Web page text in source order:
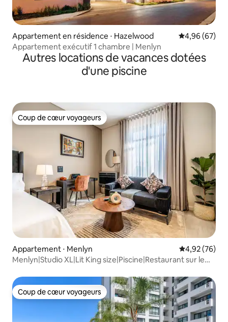
Appartement en résidence ⋅ Hazelwood Évaluation
4,96 (67)
Appartement exécutif 1 chambre | Menlyn
Autres locations de vacances dotées
d'une piscine
Coup de cœur voyageurs
Coup de cœur voyageurs
Appartement ⋅ Menlyn Évaluation
4,92 (76)
Menlyn|Studio XL|Lit King size|Piscine|Restaurant sur le
Coup de cœur voyageurs
Coup de cœur voyageurs